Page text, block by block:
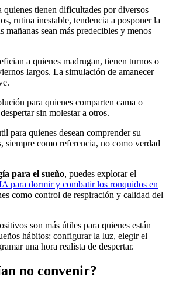
quienes tienen dificultades por diversos
rutina inestable, tendencia a posponer la
mañanas sean más predecibles y menos
a quienes madrugan, tienen turnos o
largos. La simulación de amanecer
para quienes comparten cama o
sin molestar a otros.
para quienes desean comprender su
siempre como referencia, no como verdad
para el sueño, puedes explorar el
para dormir y combatir los ronquidos en
como control de respiración y calidad del
son más útiles para quienes están
hábitos: configurar la luz, elegir el
una hora realista de despertar.
no convenir?